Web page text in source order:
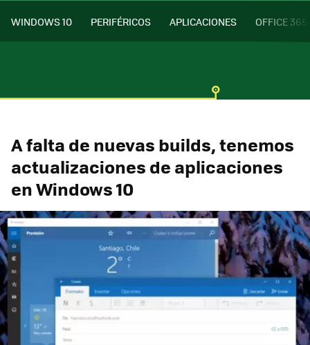
WINDOWS 10 PERIFÉRICOS APLICACIONES OFFICE 365
A falta de nuevas builds, tenemos
actualizaciones de aplicaciones
en Windows 10